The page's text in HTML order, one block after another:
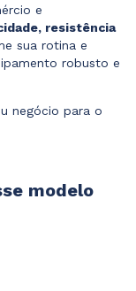
e
resistência
sua rotina e
robusto e
negócio para o
modelo